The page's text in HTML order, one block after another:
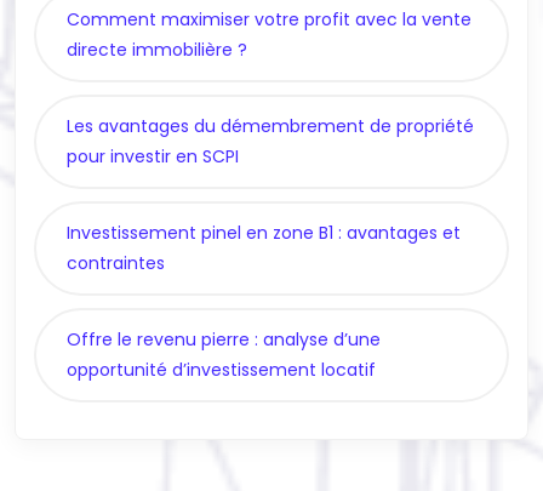
Comment maximiser votre profit avec la vente
directe immobilière ?
Les avantages du démembrement de propriété
pour investir en SCPI
Investissement pinel en zone B1 : avantages et
contraintes
Offre le revenu pierre : analyse d’une
opportunité d’investissement locatif